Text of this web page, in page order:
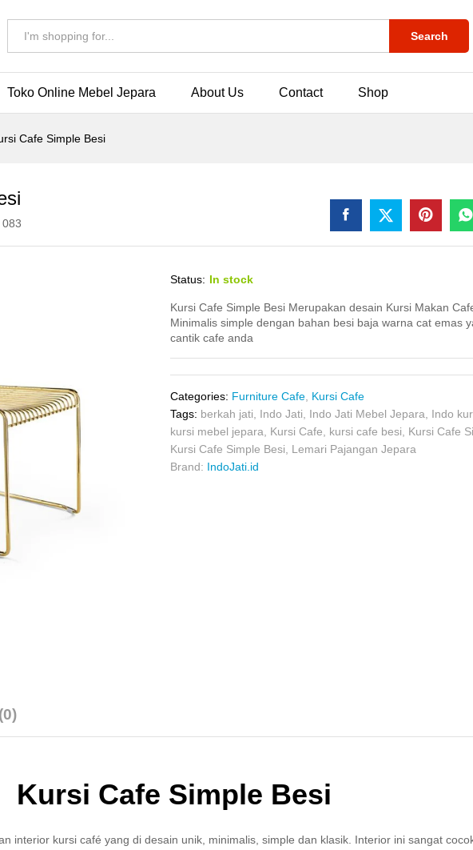
Search
Toko Online Mebel Jepara About Us Contact Shop
Cafe Simple Besi
083
Status: In stock
Kursi Cafe Simple Besi Merupakan desain Kursi Makan
Minimalis simple dengan bahan besi baja warna cat emas
cantik cafe anda
Categories: Furniture Cafe Kursi Cafe
Tags: berkah jati Indo Jati Indo Jati Mebel Jepara
Indo
kursi mebel jepara
Kursi Cafe kursi cafe besi
Kursi Cafe
Kursi Cafe Simple Besi
Lemari Pajangan Jepara
Brand: IndoJati.id
Kursi Cafe Simple Besi
interior kursi café yang di desain unik, minimalis, simple dan klasik. Interior ini sangat